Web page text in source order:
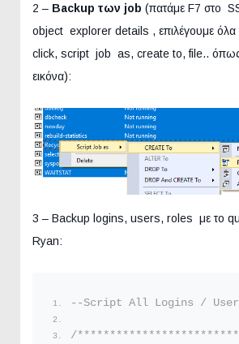
2 – Backup των job (πατάμε F7 στο
object explorer details , επιλέγουμε όλα
click, script job as, create to, file.. όπως
εικόνα):
3 – Backup logins, users, roles με το
Ryan:
--Script All Logins /
/